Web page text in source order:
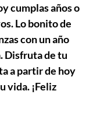
cumplas años o
Lo bonito de
con un año
Disfruta de tu
a partir de hoy
vida. ¡Feliz